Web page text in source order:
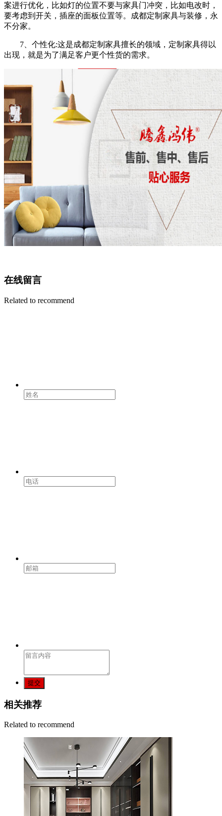
案进行优化，比如灯的位置不要与家具门冲突，比如电改时，
要考虑到开关，插座的面板位置等。成都定制家具与装修，永
不分家。
7、个性化:这是成都定制家具擅长的领域，定制家具得以
出现，就是为了满足客户更个性货的需求。
在线留言
Related to recommend
提交
相关推荐
Related to recommend